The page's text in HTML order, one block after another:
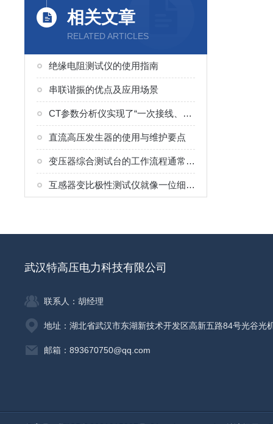
相关文章
RELATED ARTICLES
绝缘电阻测试仪的使用指南
串联谐振的优点及应用场景
CT参数分析仪实现了“一次接线、多项检测、自动生成结果”的流程
直流高压发生器的使用与维护要点
变压器综合测试台的工作流程通常分为以下几个环节
互感器变比极性测试仪就像一位细致的“校对员”
武汉特高压电力科技有限公司
联系人：胡经理
地址：湖北省武汉市东湖新技术开发区高新五路84号光谷光
邮箱：893670750@qq.com